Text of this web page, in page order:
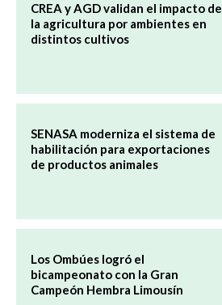
CREA y AGD validan el impacto de
la agricultura por ambientes en
distintos cultivos
SENASA moderniza el sistema de
habilitación para exportaciones
de productos animales
Los Ombúes logró el
bicampeonato con la Gran
Campeón Hembra Limousín